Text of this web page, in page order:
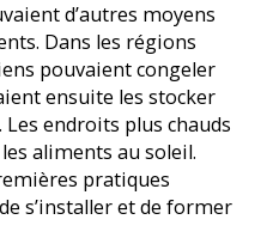
d’autres moyens
Dans les régions
pouvaient congeler
ensuite les stocker
Les endroits plus chauds
aliments au soleil.
pratiques
s’installer et de former